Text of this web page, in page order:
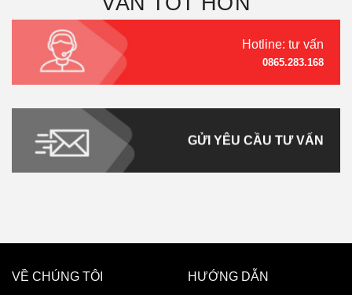
Hotline: tư vấn
0865.283.168
GỬI YÊU CẦU TƯ VẤN
VỀ CHÚNG TÔI
HƯỚNG DẪN